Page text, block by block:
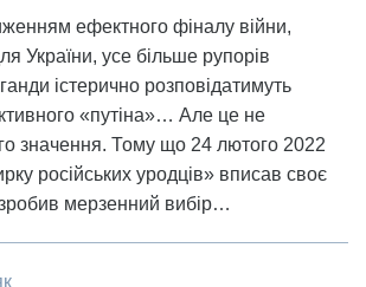
ефектного фіналу війни,
України, усе більше рупорів
істерично розповідатимуть
«путіна»… Але це не
значення. Тому що 24 лютого 2022
російських уродців» вписав своє
зробив мерзенний вибір…